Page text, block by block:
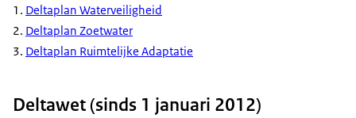
Bestuursovereenkomst
Deltaprogramma
Deltaplan Waterveiligheid
Deltaplan Zoetwater
Deltaplan Ruimtelijke Adaptatie
Deltawet (sinds 1 januari 2012)